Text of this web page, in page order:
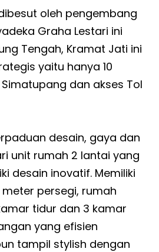
oleh pengembang
Graha Lestari ini
Tengah, Kramat Jati ini
yaitu hanya 10
Simatupang dan akses Tol
desain, gaya dan
unit rumah 2 lantai yang
desain inovatif. Memiliki
persegi, rumah
tidur dan 3 kamar
yang efisien
tampil stylish dengan